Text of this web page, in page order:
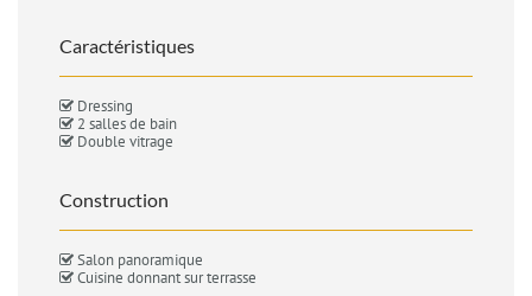
Caractéristiques
Dressing
2 salles de bain
Double vitrage
Construction
Salon panoramique
Cuisine donnant sur terrasse